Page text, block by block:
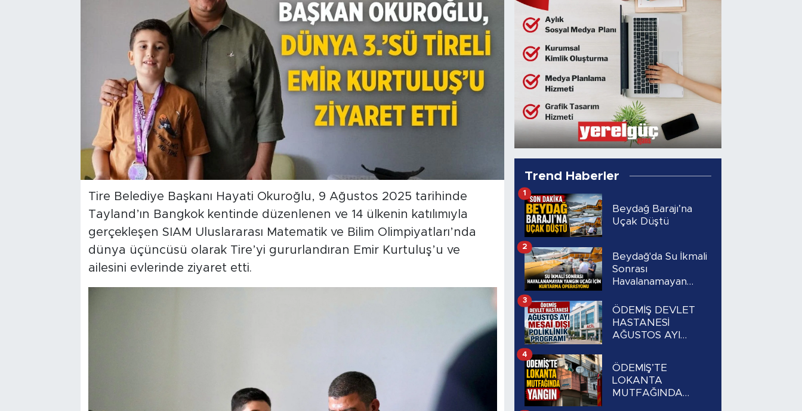
Tire Belediye Başkanı Hayati Okuroğlu, 9 Ağustos 2025 tarihinde
Tayland’ın Bangkok kentinde düzenlenen ve 14 ülkenin katılımıyla
gerçekleşen SIAM Uluslararası Matematik ve Bilim Olimpiyatları’nda
dünya üçüncüsü olarak Tire’yi gururlandıran Emir Kurtuluş’u ve
ailesini evlerinde ziyaret etti.
Trend Haberler
Beydağ Barajı’na
Uçak Düştü
1
Beydağ'da Su İkmali
Sonrası
Havalanamayan
Kurtarma
Operasyonu
2
ÖDEMİŞ DEVLET
HASTANESİ
AĞUSTOS AYI
POLİKLİNİK
PROGRAMI
3
ÖDEMİŞ’TE
LOKANTA
MUTFAĞINDA
4